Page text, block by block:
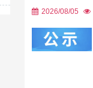
2026/08/05